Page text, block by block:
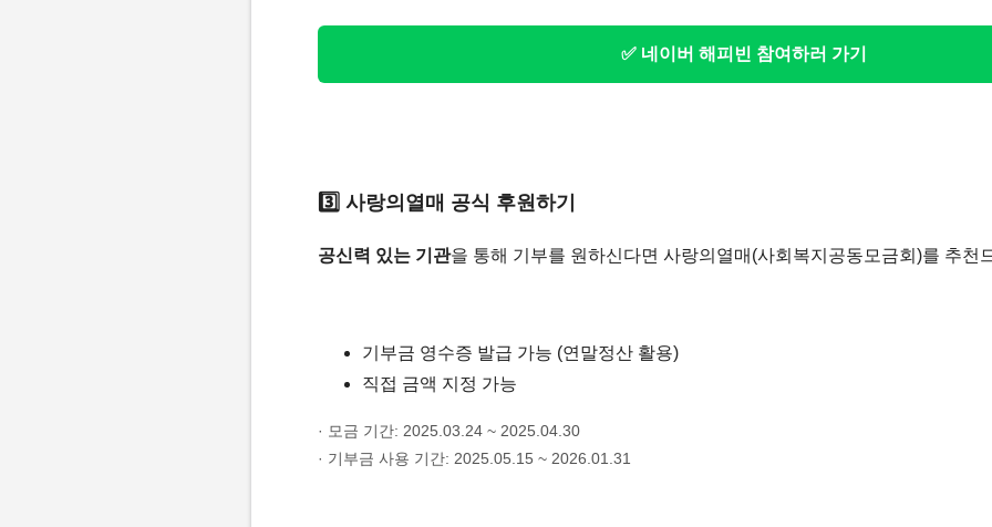
✅ 네이버 해피빈 참여하러 가기
3️⃣ 사랑의열매 공식 후원하기
공신력 있는 기관을 통해 기부를 원하신다면 사랑의열매(사회복지공동모금회)를 추천
기부금 영수증 발급 가능 (연말정산 활용)
직접 금액 지정 가능
· 모금 기간: 2025.03.24 ~ 2025.04.30
· 기부금 사용 기간: 2025.05.15 ~ 2026.01.31